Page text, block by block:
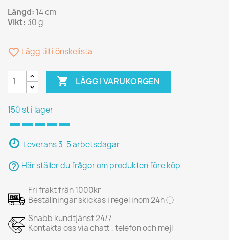
Längd: 14 cm
Vikt: 30 g
favorite_border Lägg till i önskelista
 LÄGG I VARUKORGEN
150 st i lager
Leverans 3-5 arbetsdagar
help_outline Här ställer du frågor om produkten före köp
Fri frakt från 1000kr
Beställningar skickas i regel inom 24h ⓘ
Snabb kundtjänst 24/7
Kontakta oss via chatt , telefon och mejl